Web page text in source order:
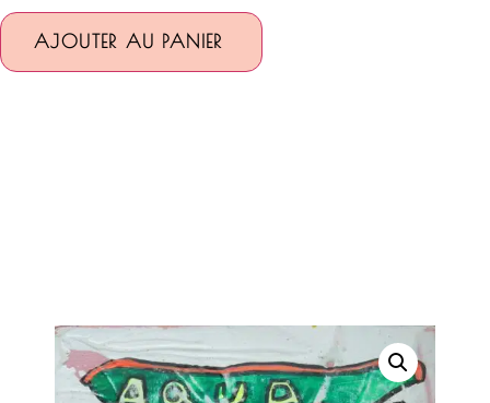
AJOUTER AU PANIER
Alternative: